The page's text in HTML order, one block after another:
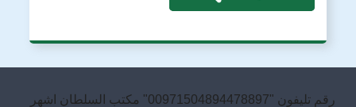
رقم تليفون "00971504894478897" مكتب السلطان اشهر